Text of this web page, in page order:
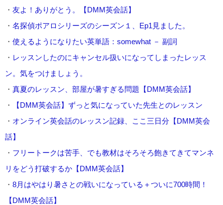
・ 友よ！ありがとう。【DMM英会話】
・ 名探偵ポアロシリーズのシーズン１、Ep1見ました。
・ 使えるようになりたい英単語：somewhat － 副詞
・ レッスンしたのにキャンセル扱いになってしまったレッス
ン。気をつけましょう。
・ 真夏のレッスン、部屋が暑すぎる問題【DMM英会話】
・
【DMM英会話】ずっと気になっていた先生とのレッスン
・ オンライン英会話のレッスン記録、ここ三日分【DMM英会
話】
・ フリートークは苦手、でも教材はそろそろ飽きてきてマンネ
リをどう打破するか【DMM英会話】
・ 8月はやはり暑さとの戦いになっている＋ついに700時間！
【DMM英会話】